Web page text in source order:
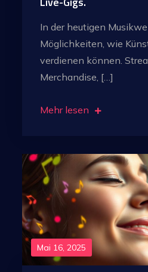
In der heutigen
Möglichkeiten, wie
verdienen können.
Merchandise, […]
Mehr lesen
Mai 16, 2025